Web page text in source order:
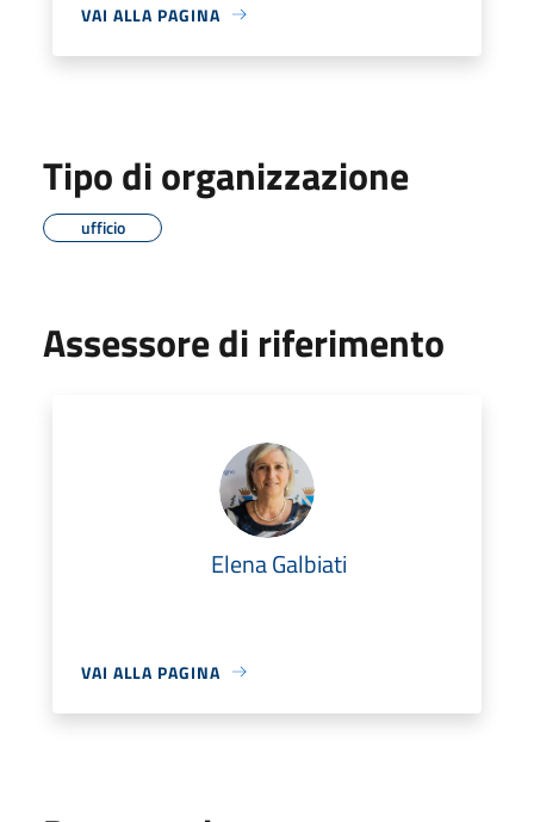
VAI ALLA PAGINA
Tipo di organizzazione
ufficio
Assessore di riferimento
Elena Galbiati
VAI ALLA PAGINA